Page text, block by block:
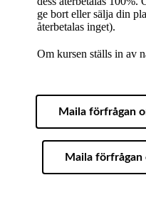
ge bort eller sälja din
återbetalas inget).
Om kursen ställs in av
Maila förfrågan
Maila förfrågan